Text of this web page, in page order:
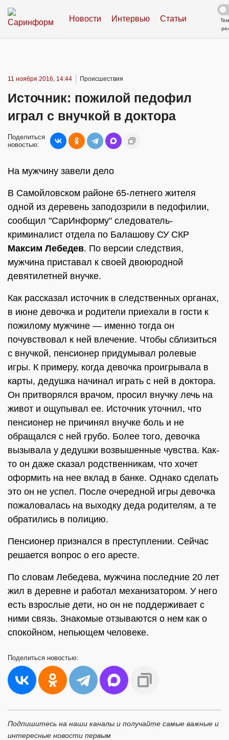
Новости Интервью Статьи
11 ноября 2016, 14:44 Происшествия
Источник: пожилой педофил
играл с внучкой в доктора
Поделиться
новостью:
На мужчину завели дело
В Самойловском районе 65-летнего жителя
одной из деревень заподозрили в педофилии,
сообщил "СарИнформу" следователь-
криминалист отдела по Балашову СУ СКР
Максим Лебедев. По версии следствия,
мужчина приставал к своей двоюродной
девятилетней внучке.
Как рассказал источник в следственных органах,
в июне девочка и родители приехали в гости к
пожилому мужчине — именно тогда он
почувствовал к ней влечение. Чтобы сблизиться
с внучкой, пенсионер придумывал ролевые
игры. К примеру, когда девочка проигрывала в
карты, дедушка начинал играть с ней в доктора.
Он притворялся врачом, просил внучку лечь на
живот и ощупывал ее. Источник уточнил, что
пенсионер не причинял внучке боль и не
обращался с ней грубо. Более того, девочка
вызывала у дедушки возвышенные чувства. Как-
то он даже сказал родственникам, что хочет
оформить на нее вклад в банке. Однако сделать
это он не успел. После очередной игры девочка
пожаловалась на выходку деда родителям, а те
обратились в полицию.
Пенсионер признался в преступлении. Сейчас
решается вопрос о его аресте.
По словам Лебедева, мужчина последние 20 лет
жил в деревне и работал механизатором. У него
есть взрослые дети, но он не поддерживает с
ними связь. Знакомые отзываются о нем как о
спокойном, непьющем человеке.
Поделиться новостью:
Подпишитесь на наши каналы и получайте самые важные и
интересные новости первым